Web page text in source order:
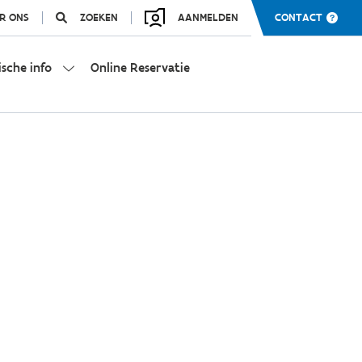
ONS ZOEKEN AANMELDEN CONTACT
info Online Reservatie